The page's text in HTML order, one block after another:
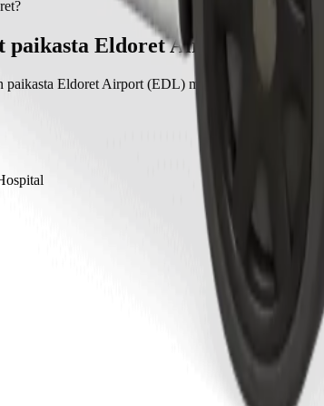
palvelulla Bolt.
Bolt noin 765,90 KES KES.
paikasta Eldoret Airport (EDL)
paikasta Eldoret Airport (EDL) muihin kohteisiin